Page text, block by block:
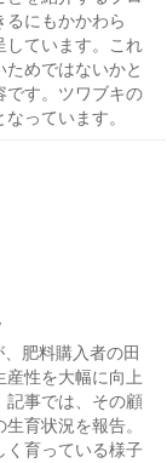
るにもかかわら
しています。これ
めではないかと
です。ツワブキの
っています。
肥料購入者の田
性を大幅に向上
記事では、その顧
育状況を報告。
く育っている様子